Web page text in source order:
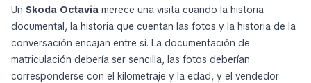
Un Skoda Octavia merece una visita cuando la historia
documental, la historia que cuentan las fotos y la historia de la
conversación encajan entre sí. La documentación de
matriculación debería ser sencilla, las fotos deberían
corresponderse con el kilometraje y la edad, y el vendedor